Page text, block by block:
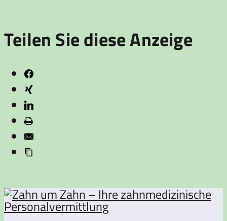
Teilen Sie diese Anzeige